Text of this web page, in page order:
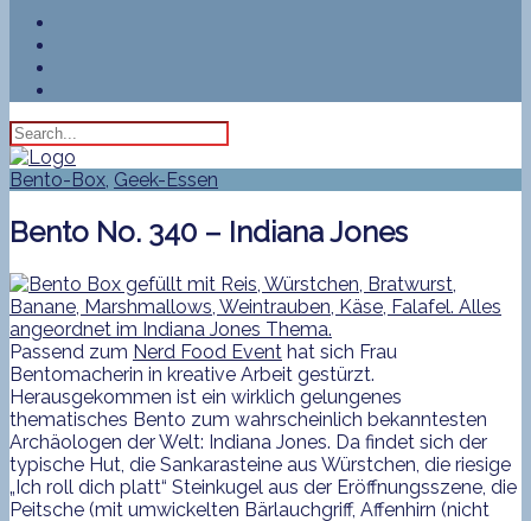
Bento-Box, Geek-Essen
Bento No. 340 – Indiana Jones
Passend zum Nerd Food Event hat sich Frau
Bentomacherin in kreative Arbeit gestürzt.
Herausgekommen ist ein wirklich gelungenes
thematisches Bento zum wahrscheinlich bekanntesten
Archäologen der Welt: Indiana Jones. Da findet sich der
typische Hut, die Sankarasteine aus Würstchen, die riesige
„Ich roll dich platt“ Steinkugel aus der Eröffnungsszene, die
Peitsche (mit umwickelten Bärlauchgriff, Affenhirn (nicht